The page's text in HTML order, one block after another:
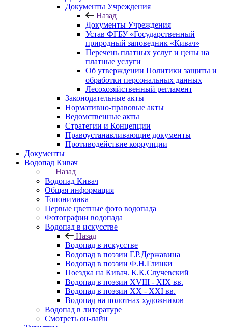
Документы Учреждения
Назад
Документы Учреждения
Устав ФГБУ «Государственный
природный заповедник «Кивач»
Перечень платных услуг и цены на
платные услуги
Об утверждении Политики защиты и
обработки персональных данных
Лесохозяйственный регламент
Законодательные акты
Нормативно-правовые акты
Ведомственные акты
Стратегии и Концепции
Правоустанавливающие документы
Противодействие коррупции
Документы
Водопад Кивач
Назад
Водопад Кивач
Общая информация
Топонимика
Первые цветные фото водопада
Фотографии водопада
Водопад в искусстве
Назад
Водопад в искусстве
Водопад в поэзии Г.Р.Державина
Водопад в поэзии Ф.Н.Глинки
Поездка на Кивач. К.К.Случевский
Водопад в поэзии XVIII - XIX вв.
Водопад в поэзии XX - XXI вв.
Водопад на полотнах художников
Водопад в литературе
Смотреть он-лайн